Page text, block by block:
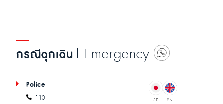
กรณีฉุกเฉิน | Emergency
Police
110